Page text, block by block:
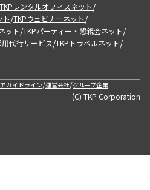
TKPレンタルオフィスネット/
ト/TKPウェビナーネット/
ット/TKPパーティー・懇親会ネット/
用代行サービス/TKPトラベルネット/
ガイドライン/運営会社/グループ企業
(C) TKP Corporation